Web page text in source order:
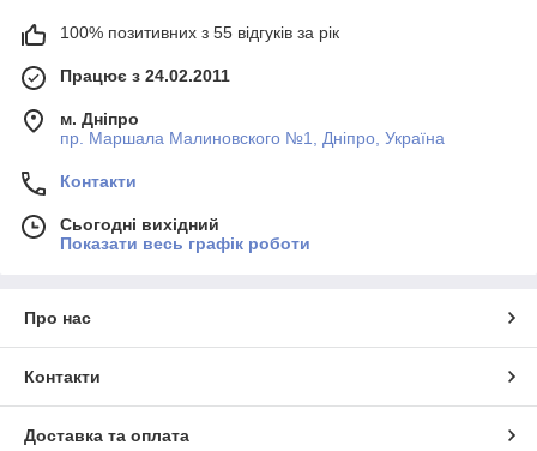
100% позитивних з 55 відгуків за рік
Працює з 24.02.2011
м. Дніпро
пр. Маршала Малиновского №1, Дніпро, Україна
Контакти
Сьогодні вихідний
Показати весь графік роботи
Про нас
Контакти
Доставка та оплата